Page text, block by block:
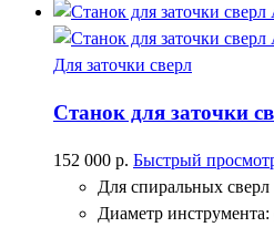
Для заточки сверл
Станок для заточки
152 000 р. Быстрый
Для спиральных сверл
Диаметр